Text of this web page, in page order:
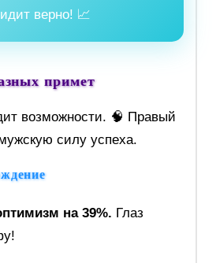
верно! 📈
примет
возможности. 🧠 Правый
силу успеха.
на 39%. Глаз